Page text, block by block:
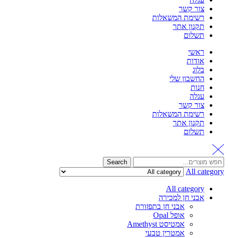
צור קשר
רשימת המשאלות
תקנון אתר
תשלום
ראשי
אודות
בלוג
החשבון שלי
חנות
עגלה
צור קשר
רשימת המשאלות
תקנון אתר
תשלום
Search
All category
All category
אבני חן למכירה
אבני חן בתפזורת
אופל Opal
אמטיסט Amethyst
אמטרין טבעי